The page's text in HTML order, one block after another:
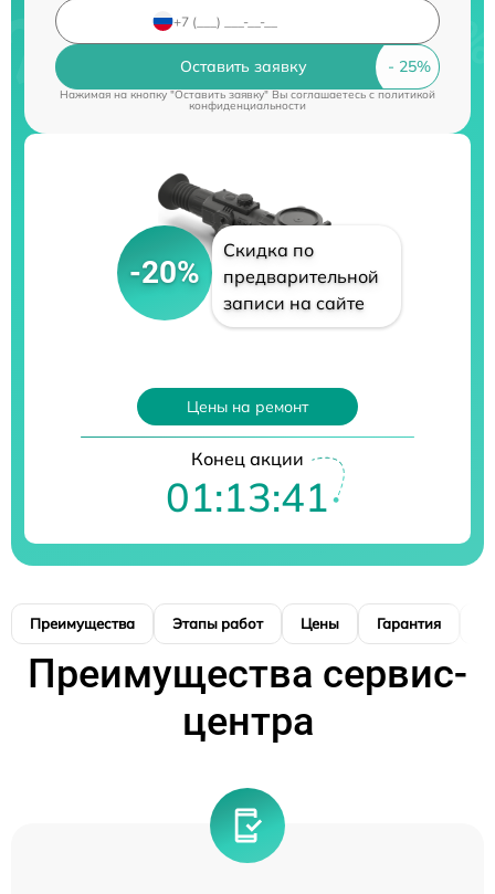
Оставить заявку
Нажимая на кнопку "Оставить заявку" Вы соглашаетесь cполитикой
конфиденциальности
-20%
Скидка по
предварительной
записи на сайте
Цены на ремонт
Конец акции
01:13:40
Преимущества Этапы работ Цены Гарантия
Преимущества сервис-
центра